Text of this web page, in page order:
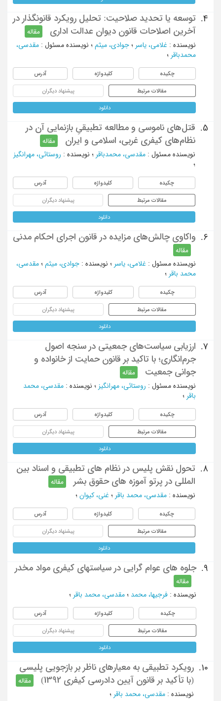
4.
توسعه یا تحدید صلاحیت: تحلیل رویکرد قانونگذار در
آخرین اصلاحات قانون دیوان عدالت اداری
مقاله
نویسنده : غلامی، یاسر ؛ جوادی، میثم ؛ نویسنده مسئول : مقدسی،
محمدباقر ؛
چکیده کلیدواژه آدرس
مقالات مرتبط پیشنهاد دیگران
دانلود
5.
قتل‌‌های ناموسی و مطالعه تطبیقیِ بازنمایی آن در
نظام‌‌های کیفری غربی، اسلامی و ایران
مقاله
نویسنده مسئول : مقدسی، محمدباقر ؛ نویسنده : روستائی، مهرانگیز
؛
چکیده کلیدواژه آدرس
مقالات مرتبط پیشنهاد دیگران
دانلود
6. واکاوی چالش‌های مزایده در قانون اجرای احکام مدنی
مقاله
نویسنده مسئول : غلامی، یاسر ؛ نویسنده : جوادی، میثم ؛ مقدسی،
محمد باقر ؛
چکیده کلیدواژه آدرس
مقالات مرتبط پیشنهاد دیگران
دانلود
7.
ارزیابی سیاست‌های جمعیتی در سنجه اصول
جرم‌انگاری؛ با تاکید بر قانون حمایت از خانواده و
جوانی جمعیت
مقاله
نویسنده مسئول : روستائی، مهرانگیز ؛ نویسنده : مقدسی، محمد
باقر ؛
چکیده کلیدواژه آدرس
مقالات مرتبط پیشنهاد دیگران
دانلود
8.
تحول نقش پلیس در نظام های تطبیقی و اسناد بین
المللی در پرتو آموزه های حقوق بشر
مقاله
نویسنده : مقدسی، محمد باقر ؛ غنی، کیوان ؛
چکیده کلیدواژه آدرس
مقالات مرتبط پیشنهاد دیگران
دانلود
9. جلوه های عوام گرایی در سیاستهای کیفری مواد مخدر
مقاله
نویسنده : فرجیها، محمد ؛ مقدسی، محمد باقر ؛
چکیده کلیدواژه آدرس
مقالات مرتبط پیشنهاد دیگران
دانلود
10.
رویکرد تطبیقی به معیارهای ناظر بر بازجویی پلیسی
(با تأکید بر قانون آیین دادرسی کیفری 1392)
مقاله
نویسنده : مقدسی، محمد باقر ؛